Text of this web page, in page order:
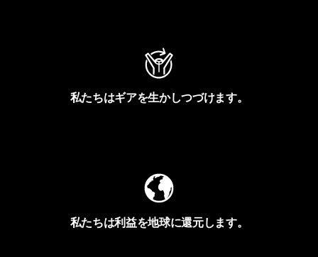
私たちはギアを生かしつづけます。
私たちは利益を地球に還元します。